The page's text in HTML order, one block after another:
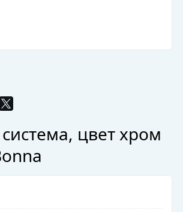
цвет хром